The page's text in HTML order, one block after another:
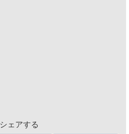
シェアする